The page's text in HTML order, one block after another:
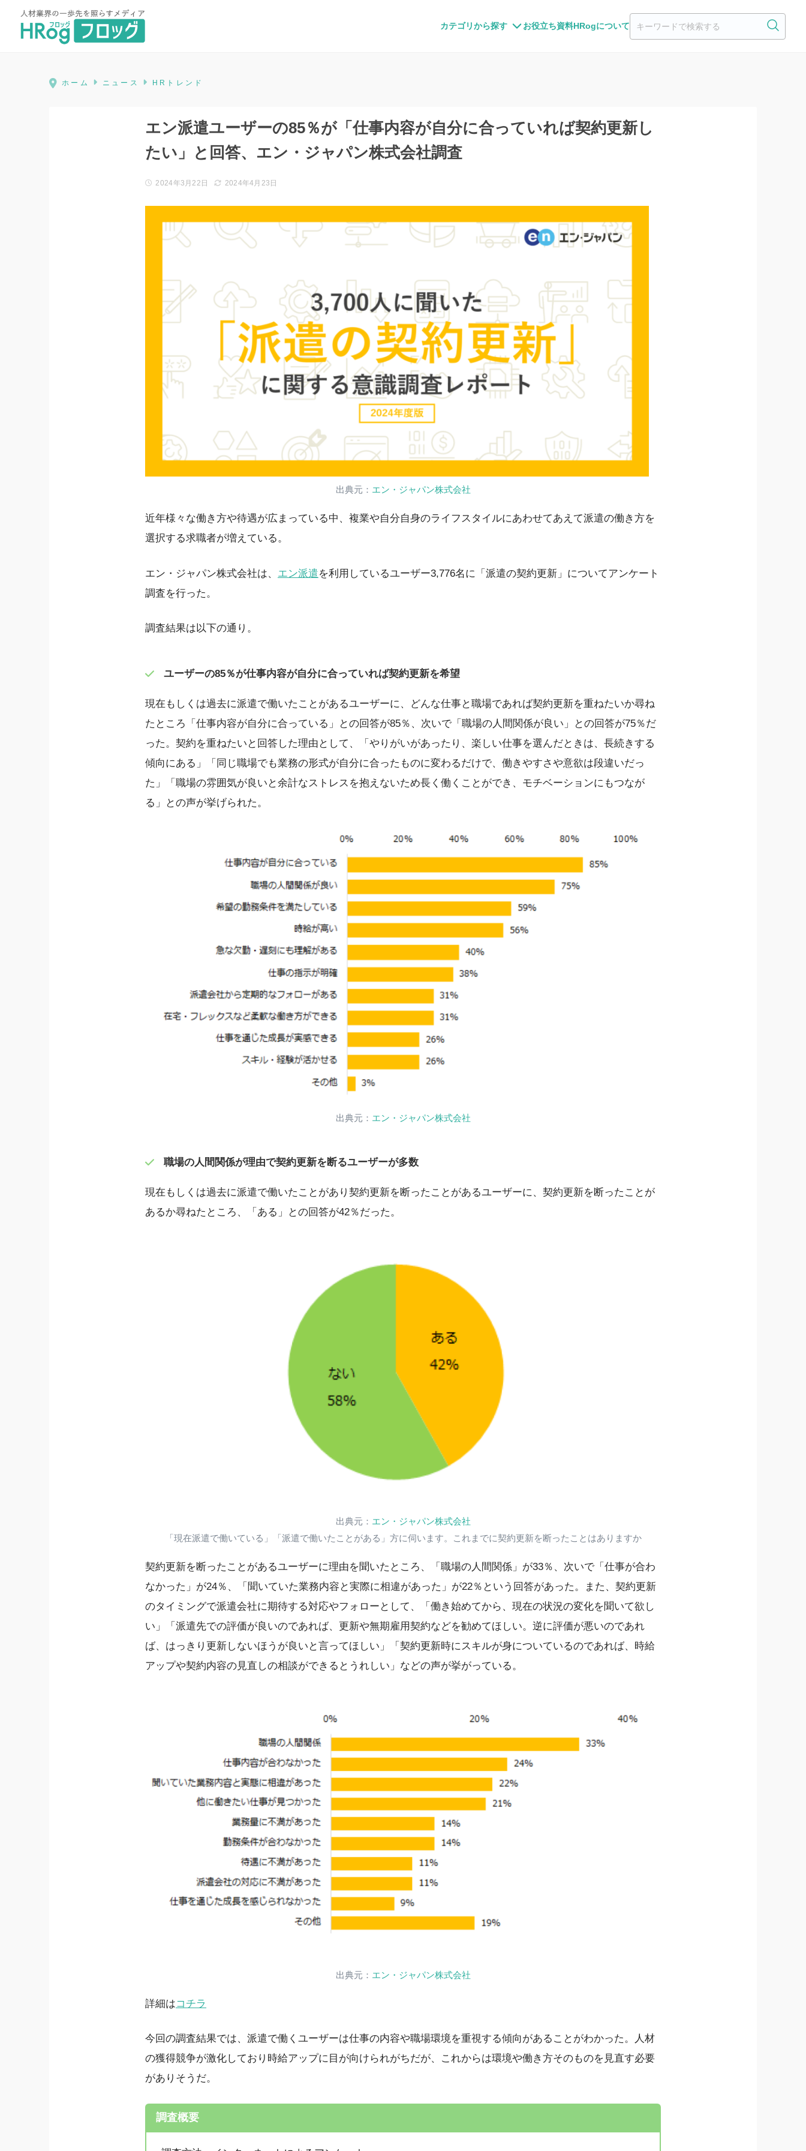
カテゴリから探す お役立ち資料HRogについて
HRog | 人材業界の一歩先を照らすメディア
ホーム ニュース HRトレンド
エン派遣ユーザーの85％が「仕事内容が自分に合っていれば契約更新し
たい」と回答、エン・ジャパン株式会社調査
2024年3月22日 2024年4月23日
出典元： エン・ジャパン株式会社
近年様々な働き方や待遇が広まっている中、複業や自分自身のライフスタイルにあわせてあえて派遣の働き方を
選択する求職者が増えている。
エン・ジャパン株式会社は、 エン派遣を利用しているユーザー3,776名に「派遣の契約更新」についてアンケート
調査を行った。
調査結果は以下の通り。
ユーザーの85％が仕事内容が自分に合っていれば契約更新を希望
現在もしくは過去に派遣で働いたことがあるユーザーに、どんな仕事と職場であれば契約更新を重ねたいか尋ね
たところ「仕事内容が自分に合っている」との回答が85％、次いで「職場の人間関係が良い」との回答が75％だ
った。契約を重ねたいと回答した理由として、「やりがいがあったり、楽しい仕事を選んだときは、長続きする
傾向にある」「同じ職場でも業務の形式が自分に合ったものに変わるだけで、働きやすさや意欲は段違いだっ
た」「職場の雰囲気が良いと余計なストレスを抱えないため長く働くことができ、モチベーションにもつなが
る」との声が挙げられた。
出典元： エン・ジャパン株式会社
職場の人間関係が理由で契約更新を断るユーザーが多数
現在もしくは過去に派遣で働いたことがあり契約更新を断ったことがあるユーザーに、契約更新を断ったことが
あるか尋ねたところ、「ある」との回答が42％だった。
出典元： エン・ジャパン株式会社
「現在派遣で働いている」「派遣で働いたことがある」方に伺います。これまでに契約更新を断ったことはありますか
契約更新を断ったことがあるユーザーに理由を聞いたところ、「職場の人間関係」が33％、次いで「仕事が合わ
なかった」が24％、「聞いていた業務内容と実際に相違があった」が22％という回答があった。また、契約更新
のタイミングで派遣会社に期待する対応やフォローとして、「働き始めてから、現在の状況の変化を聞いて欲し
い」「派遣先での評価が良いのであれば、更新や無期雇用契約などを勧めてほしい。逆に評価が悪いのであれ
ば、はっきり更新しないほうが良いと言ってほしい」「契約更新時にスキルが身についているのであれば、時給
アップや契約内容の見直しの相談ができるとうれしい」などの声が挙がっている。
出典元： エン・ジャパン株式会社
詳細はコチラ
今回の調査結果では、派遣で働くユーザーは仕事の内容や職場環境を重視する傾向があることがわかった。人材
の獲得競争が激化しており時給アップに目が向けられがちだが、これからは環境や働き方そのものを見直す必要
がありそうだ。
調査概要